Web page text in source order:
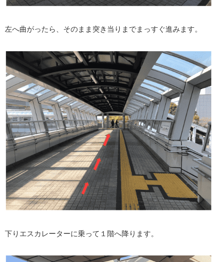
左へ曲がったら、そのまま突き当りまでまっすぐ進みます。
下りエスカレーターに乗って１階へ降ります。